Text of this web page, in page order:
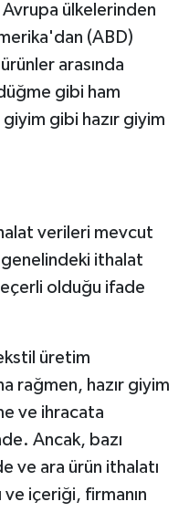
ülkelerinden
(ABD)
arasında
gibi ham
gibi hazır giyim
verileri mevcut
ithalat
olduğu ifade
üretim
rağmen, hazır giyim
ve ihracata
Ancak, bazı
ve ara ürün ithalatı
ve içeriği, firmanın